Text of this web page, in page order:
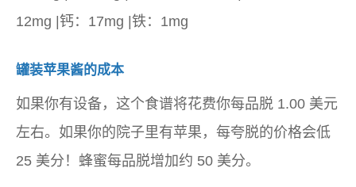
12mg |钙：17mg |铁：1mg
罐装苹果酱的成本
如果你有设备，这个食谱将花费你每品脱 1.00 美元
左右。如果你的院子里有苹果，每夸脱的价格会低
25 美分！蜂蜜每品脱增加约 50 美分。